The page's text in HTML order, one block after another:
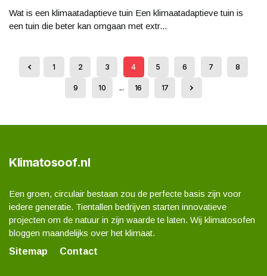
Wat is een klimaatadaptieve tuin Een klimaatadaptieve tuin is
een tuin die beter kan omgaan met extr...
1 2 3 4 5 6 7 8
9 10 ... 16 17
Klimatosoof.nl
Een groen, circulair bestaan zou de perfecte basis zijn voor
iedere generatie. Tientallen bedrijven starten innovatieve
projecten om de natuur in zijn waarde te laten. Wij klimatosofen
bloggen maandelijks over het klimaat.
Sitemap
Contact